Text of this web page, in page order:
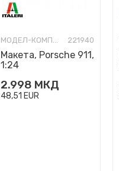
МОДЕЛ-КОМПЛЕТ 221940
Макета, Porsche 911,
1:24
2.998 МКД
48,51 EUR